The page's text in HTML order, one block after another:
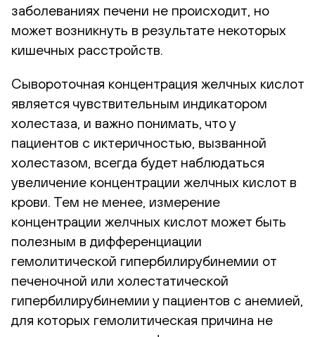
заболеваниях печени не происходит, но
может возникнуть в результате некоторых
кишечных расстройств.
Сывороточная концентрация желчных кислот
является чувствительным индикатором
холестаза, и важно понимать, что у
пациентов с иктеричностью, вызванной
холестазом, всегда будет наблюдаться
увеличение концентрации желчных кислот в
крови. Тем не менее, измерение
концентрации желчных кислот может быть
полезным в дифференциации
гемолитической гипербилирубинемии от
печеночной или холестатической
гипербилирубинемии у пациентов с анемией,
для которых гемолитическая причина не